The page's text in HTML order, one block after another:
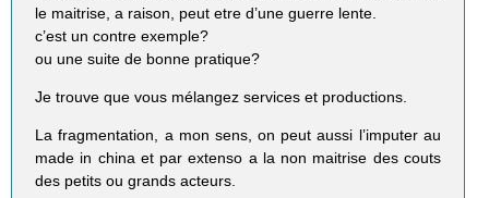
le maitrise, a raison, peut etre d’une guerre lente.
c’est un contre exemple?
ou une suite de bonne pratique?
Je trouve que vous mélangez services et productions.
La fragmentation, a mon sens, on peut aussi l’imputer au
made in china et par extenso a la non maitrise des couts
des petits ou grands acteurs.